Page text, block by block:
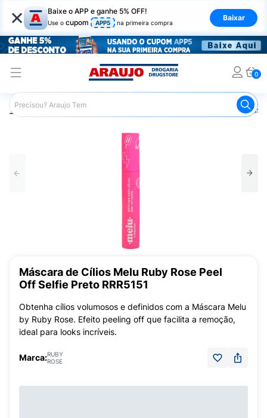
× Baixe o APP e ganhe 5% OFF!
Use o cupom APP5 na primeira compra
Baixar
0
Araujo Maquiagem
Máscara de Cílios Melu Ruby Rose Peel
Off Selfie Preto RRR5151
Obtenha cílios volumosos e definidos com a Máscara Melu
by Ruby Rose. Efeito peeling off que facilita a remoção,
ideal para looks incríveis.
Marca:RUBY
ROSE